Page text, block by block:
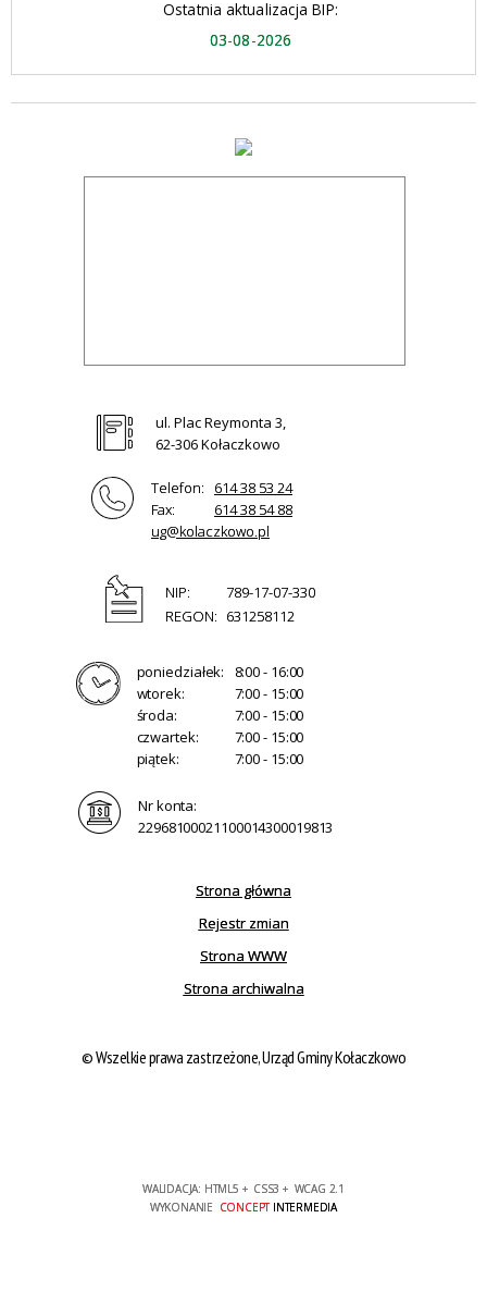
Ostatnia aktualizacja BIP:
03-08-2026
ul. Plac Reymonta 3,
62-306 Kołaczkowo
Telefon:
614 38 53 24
Fax:
614 38 54 88
ug@kolaczkowo.pl
NIP:
789-17-07-330
REGON: 631258112
poniedziałek:
8:00 - 16:00
wtorek:
7:00 - 15:00
środa:
7:00 - 15:00
czwartek:
7:00 - 15:00
piątek:
7:00 - 15:00
Nr konta:
22968100021100014300019813
Strona główna
Rejestr zmian
Strona WWW
Strona archiwalna
© Wszelkie prawa zastrzeżone, Urząd Gminy Kołaczkowo
WALIDACJA: HTML5 + CSS3 + WCAG 2.1
WYKONANIE CONCEPTINTERMEDIA